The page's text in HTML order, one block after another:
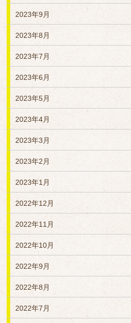
2023年9月
2023年8月
2023年7月
2023年6月
2023年5月
2023年4月
2023年3月
2023年2月
2023年1月
2022年12月
2022年11月
2022年10月
2022年9月
2022年8月
2022年7月